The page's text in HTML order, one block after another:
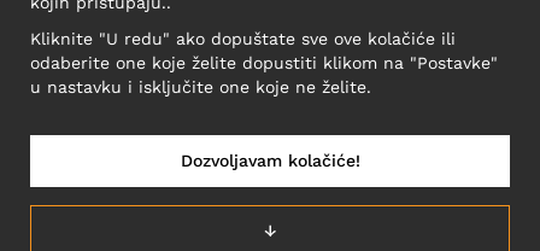
Narva mnt 5, EE-10117 Tallinn
Reg: 12356245
HRVATSKA/HRVATSKI
Kliknite "U redu" ako dopuštate sve ove kolačiće ili
odaberite one koje želite dopustiti klikom na "Postavke"
u nastavku i isključite one koje ne želite.
↓
Dozvoljavam kolačiće!